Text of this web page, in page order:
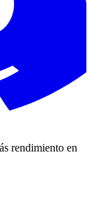
rendimiento en